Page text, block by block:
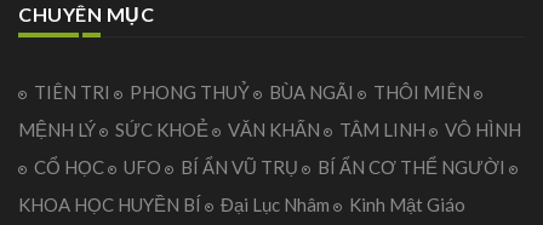
CHUYÊN MỤC
TIÊN TRI PHONG THUỶ BÙA NGÃI
THÔI MIÊN
MỆNH LÝ
SỨC KHOẺ VĂN KHẤN TÂM LINH
VÔ HÌNH
CỔ HỌC
UFO BÍ ẨN VŨ TRỤ
BÍ ẨN CƠ THỂ NGƯỜI
KHOA HỌC HUYỀN BÍ
Đại Lục Nhâm Kinh Mật Giáo